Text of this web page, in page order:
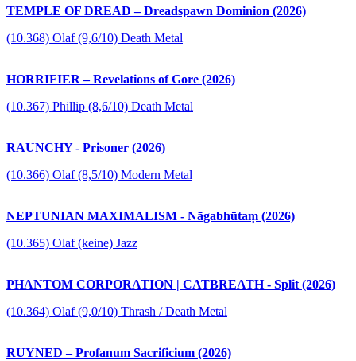
TEMPLE OF DREAD – Dreadspawn Dominion (2026)
(10.368) Olaf (9,6/10) Death Metal
HORRIFIER – Revelations of Gore (2026)
(10.367) Phillip (8,6/10) Death Metal
RAUNCHY - Prisoner (2026)
(10.366) Olaf (8,5/10) Modern Metal
NEPTUNIAN MAXIMALISM - Nāgabhūtaṃ (2026)
(10.365) Olaf (keine) Jazz
PHANTOM CORPORATION | CATBREATH - Split (2026)
(10.364) Olaf (9,0/10) Thrash / Death Metal
RUYNED – Profanum Sacrificium (2026)